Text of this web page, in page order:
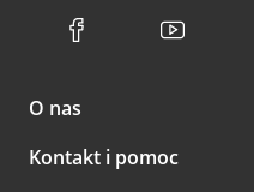
O nas
Kontakt i pomoc